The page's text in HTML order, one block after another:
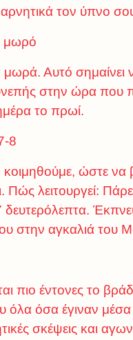
τον ύπνο
μωρό
Αυτό σημαίνει
στην ώρα που
το πρωί.
8
κοιμηθούμε, ώστε
Πώς λειτουργεί:
δευτερόλεπτα.
στην αγκαλιά του
πιο έντονες το
όλα όσα έγιναν
σκέψεις και